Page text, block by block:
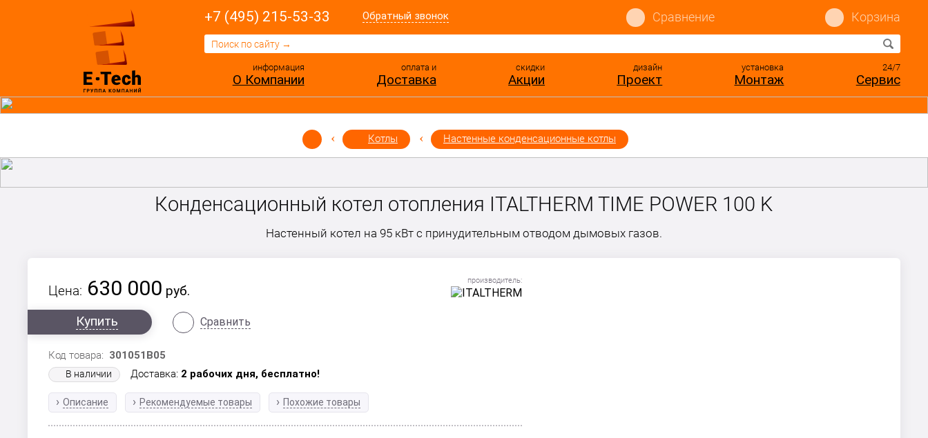
+7 (495) 215-53-33 Обратный звонок Сравнение Корзина
информация
О Компании
оплата и
Доставка
скидки
Акции
дизайн
Проект
установка
Монтаж
24/7
Сервис
Котлы Настенные конденсационные котлы
Конденсационный котел отопления ITALTHERM TIME POWER 100 K
Настенный котел на 95 кВт с принудительным отводом дымовых газов.
Цена: 630 000 руб.
Купить
Сравнить
Код товара: 301051B05
В наличии Доставка: 2 рабочих дня, бесплатно!
Описание Рекомендуемые товары Похожие товары